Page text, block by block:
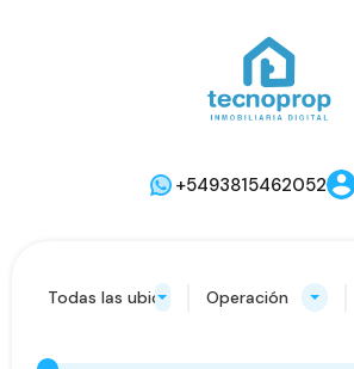
+5493815462052
Todas las ubicacionesOperación